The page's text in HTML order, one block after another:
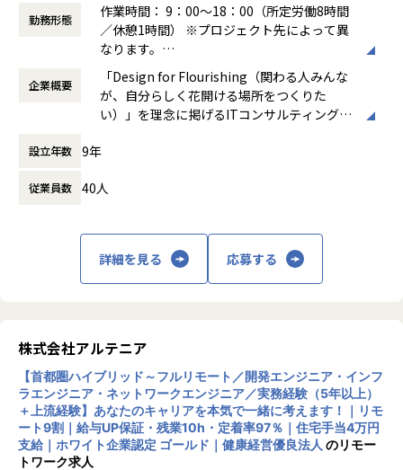
＜ネットワーク部門 想定キャリアパス＞
運用保守 → 構築 → 設計 → セキュリティ・コンサルティング
件を決定します。
「構築に行きたい」「設計に挑戦したい」「セキュリティ分
野を経験したい」などの
運用保守 → 構築 → 設計 → クラウド
件を決定します。
「構築に行きたい」「クラウドに挑戦したい」などの希望を
前提にアサインを行います。
＜主な開発案件事例＞
使用スキル：DjangoFW・Python
担当工程：調査・要件定義・基本設計・詳細設計・構築・製
造・テスト・リリース
担当者：30代後半・男性・入社4年目
勤務形態
作業時間： 9：00～18：00（所定労働8時間
／休憩1時間） ※プロジェクト先によって異
なります。
働き方：
固定時間制（9時～18時、10時～19
時など）
時間外労働の有無： 有（月平均0時間～20時
間）
休憩時間： 60分
企業概要
「Design for Flourishing（関わる人みんな
が、自分らしく花開ける場所をつくりた
い）」を理念に掲げるITコンサルティング・
客様をリードする」のではなく、「お客様と
長を通じてビジネス変革を実現することを目
主な事業は、プロジェクトマネジメント、ソ
フトウェア開発、インフラソリューション開
発です。官公庁向けのMicrosoft 365移行（1
大規模案件の実績があります。近年は生成AI
関連プロジェクトにも注力しています。
リモートワーク率90％、有給取得率80％以
上、育休取得率100％と、働きやすい環境づ
くりにも力を入れています。住宅手当や資格
取得支援、技術書購入補助など福利厚生も充
設立年数 9年
従業員数 40人
詳細を見る 応募する
株式会社アルテニア
【首都圏ハイブリッド～フルリモート／開発エンジニア・インフ
ラエンジニア・ネットワークエンジニア／実務経験（5年以上）
＋上流経験】あなたのキャリアを本気で一緒に考えます！｜リモ
ート9割｜給与UP保証・残業10h・定着率97％｜住宅手当4万円
支給｜ホワイト企業認定 ゴールド｜健康経営優良法人 のリモー
トワーク求人